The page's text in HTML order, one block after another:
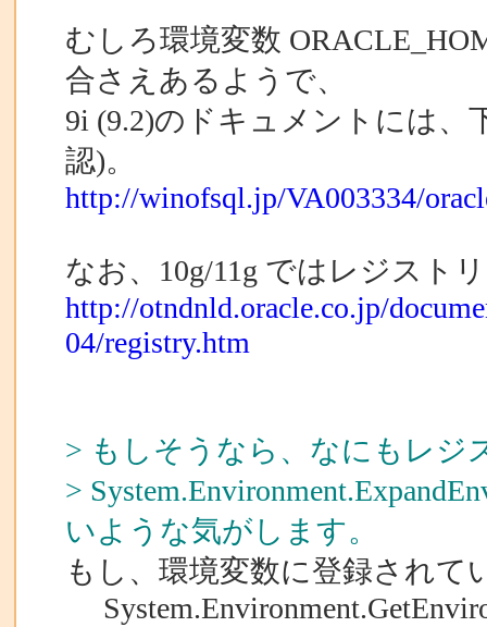
むしろ環境変数
合さえあるようで、
9i (9.2)のドキュメントには、
認)。
http://winofsql.jp/VA003334/
なお、10g/11g ではレジスト
http://otndnld.oracle.co.jp/
04/registry.htm
> もしそうなら、なにもレジ
>
いような気がします。
もし、環境変数に登録され